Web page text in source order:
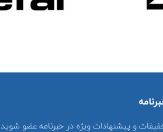
و پیشنهادات ویژه در خبرنامه عضو شوید